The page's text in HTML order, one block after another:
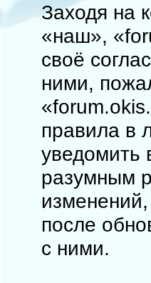
Заходя на
«наш»,
своё
ними,
правила в
уведомить
разумным
после
с ними.